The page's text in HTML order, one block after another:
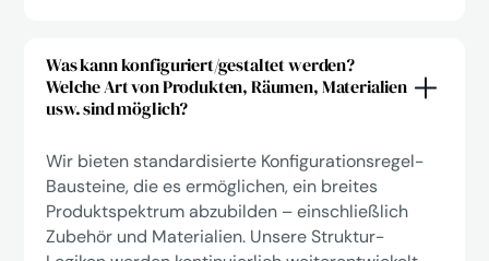
Was kann konfiguriert/gestaltet werden?
Welche Art von Produkten, Räumen, Materialien
usw. sind möglich?
Wir bieten standardisierte Konfigurationsregel-
Bausteine, die es ermöglichen, ein breites
Produktspektrum abzubilden – einschließlich
Zubehör und Materialien. Unsere Struktur-